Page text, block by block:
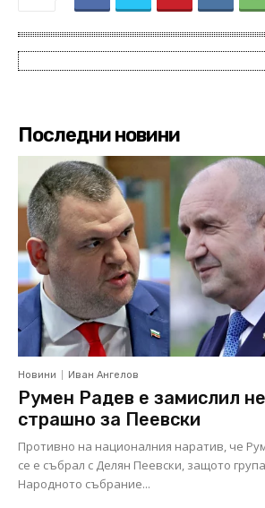
Последни новини
Новини Иван Ангелов
Румен Радев е замислил
страшно за Пеевски
Противно на националния наратив, че
се е събрал с Делян Пеевски, защото
Народното събрание...